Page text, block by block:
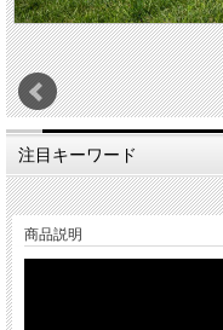
注目キーワード
商品説明